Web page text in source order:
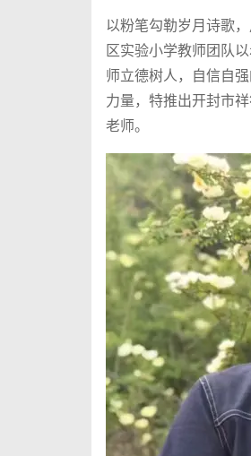
以粉笔勾勒岁月诗歌
区实验小学教师团队
师立德树人，自信自
力量，特推出开封市
老师。